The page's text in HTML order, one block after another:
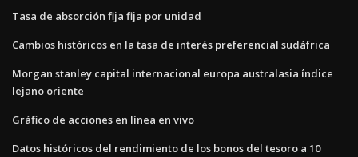
Tasa de absorción fija fija por unidad
Cambios históricos en la tasa de interés preferencial sudáfrica
Morgan stanley capital internacional europa australasia índice
lejano oriente
Gráfico de acciones en línea en vivo
Datos históricos del rendimiento de los bonos del tesoro a 10